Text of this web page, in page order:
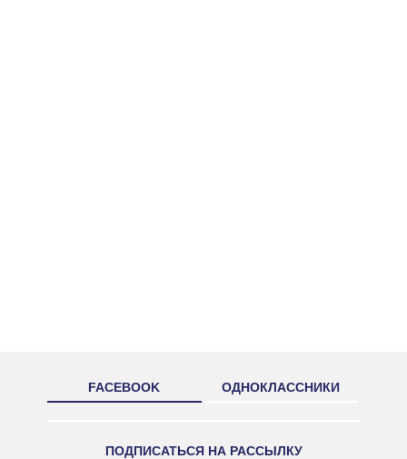
FACEBOOK ОДНОКЛАССНИКИ
ПОДПИСАТЬСЯ НА РАССЫЛКУ